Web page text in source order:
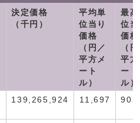
決定価格
（千円）
平均単
位当り
価格
（円／
平方メ
ート
ル）
最
位
価格
（
平
ート
ル）
139,265,924 11,697